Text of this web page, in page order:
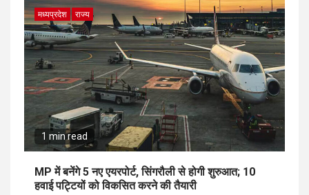
मध्यप्रदेश राज्य
1 min read
MP में बनेंगे 5 नए एयरपोर्ट, सिंगरौली से होगी शुरुआत; 10
हवाई पट्टियों को विकसित करने की तैयारी